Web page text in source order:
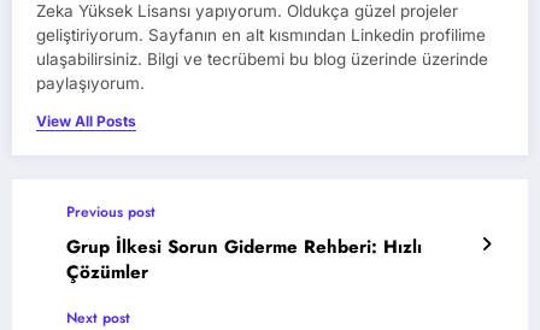
Zeka Yüksek Lisansı yapıyorum. Oldukça güzel projeler
geliştiriyorum. Sayfanın en alt kısmından Linkedin profilime
ulaşabilirsiniz. Bilgi ve tecrübemi bu blog üzerinde üzerinde
paylaşıyorum.
View All Posts
Previous post
Grup İlkesi Sorun Giderme Rehberi: Hızlı
Çözümler
Next post